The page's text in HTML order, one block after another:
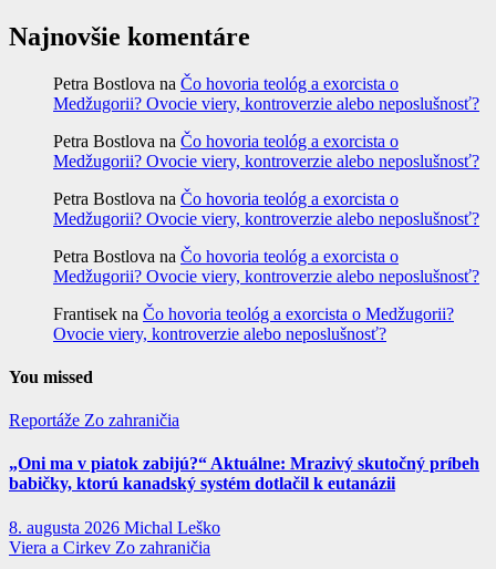
Najnovšie komentáre
Petra Bostlova na Čo hovoria teológ a exorcista o
Medžugorii? Ovocie viery, kontroverzie alebo neposlušnosť?
Petra Bostlova na Čo hovoria teológ a exorcista o
Medžugorii? Ovocie viery, kontroverzie alebo neposlušnosť?
Petra Bostlova na Čo hovoria teológ a exorcista o
Medžugorii? Ovocie viery, kontroverzie alebo neposlušnosť?
Petra Bostlova na Čo hovoria teológ a exorcista o
Medžugorii? Ovocie viery, kontroverzie alebo neposlušnosť?
Frantisek na Čo hovoria teológ a exorcista o Medžugorii?
Ovocie viery, kontroverzie alebo neposlušnosť?
You missed
Reportáže Zo zahraničia
„Oni ma v piatok zabijú?“ Aktuálne: Mrazivý skutočný príbeh
babičky, ktorú kanadský systém dotlačil k eutanázii
8. augusta 2026 Michal Leško
Viera a Cirkev Zo zahraničia